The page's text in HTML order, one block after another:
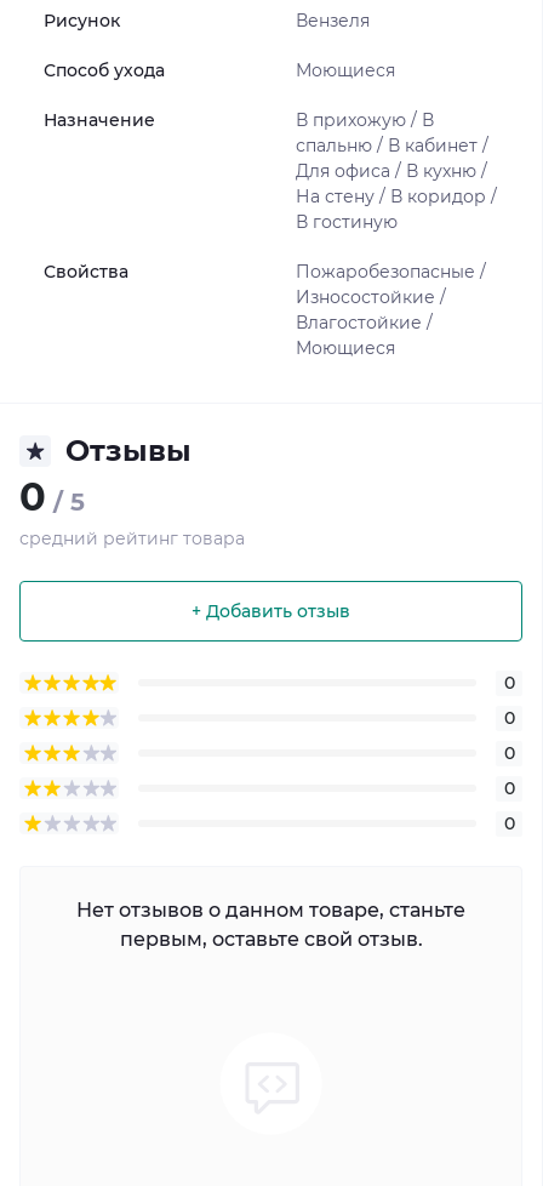
Рисунок Вензеля
Способ ухода Моющиеся
Назначение
В прихожую / В
спальню / В кабинет /
Для офиса / В кухню /
На стену / В коридор /
В гостиную
Свойства
Пожаробезопасные /
Износостойкие /
Влагостойкие /
Моющиеся
Отзывы
0 / 5
средний рейтинг товара
+ Добавить отзыв
0
0
0
0
0
Нет отзывов о данном товаре, станьте
первым, оставьте свой отзыв.